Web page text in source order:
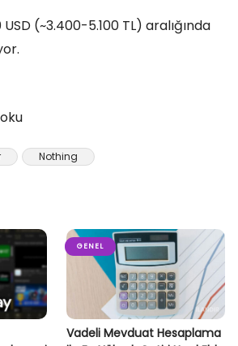
USD (~3.400-5.100 TL) aralığında
Nothing
GENEL
Vadeli Mevduat Hesaplama